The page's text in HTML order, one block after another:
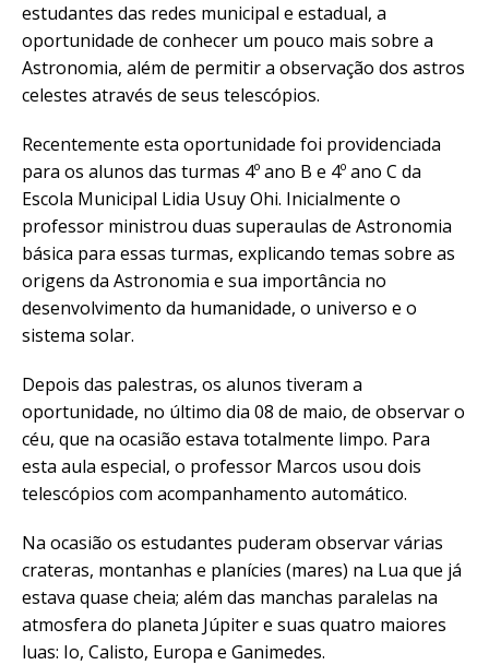
estudantes das redes municipal e estadual, a
oportunidade de conhecer um pouco mais sobre a
Astronomia, além de permitir a observação dos astros
celestes através de seus telescópios.
Recentemente esta oportunidade foi providenciada
para os alunos das turmas 4º ano B e 4º ano C da
Escola Municipal Lidia Usuy Ohi. Inicialmente o
professor ministrou duas superaulas de Astronomia
básica para essas turmas, explicando temas sobre as
origens da Astronomia e sua importância no
desenvolvimento da humanidade, o universo e o
sistema solar.
Depois das palestras, os alunos tiveram a
oportunidade, no último dia 08 de maio, de observar o
céu, que na ocasião estava totalmente limpo. Para
esta aula especial, o professor Marcos usou dois
telescópios com acompanhamento automático.
Na ocasião os estudantes puderam observar várias
crateras, montanhas e planícies (mares) na Lua que já
estava quase cheia; além das manchas paralelas na
atmosfera do planeta Júpiter e suas quatro maiores
luas: Io, Calisto, Europa e Ganimedes.